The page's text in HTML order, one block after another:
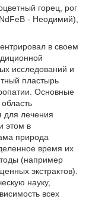
горец, рог
- Неодимий),
в своем
исследований и
пластырь
Основные
для лечения
этом в
природа
время их
(например
экстрактов).
науку,
всех